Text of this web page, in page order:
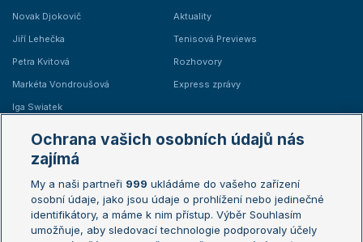
Novak Djokovič
Jiří Lehečka
Petra Kvitová
Markéta Vondroušová
Iga Swiatek
Aktuality
Tenisová Previews
Rozhovory
Express zprávy
Žebříčky
Žebříček ATP (muži)
Žebříček WTA (ženy)
Sázkařský žebříček
Australian Open
French Open
Wimbledon
Ochrana vašich osobních údajů nás
zajímá
My a naši partneři 999 ukládáme do vašeho zařízení
osobní údaje, jako jsou údaje o prohlížení nebo jedinečné
identifikátory, a máme k nim přístup. Výběr Souhlasím
umožňuje, aby sledovací technologie podporovaly účely